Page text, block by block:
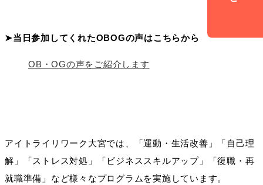
➤当日参加してくれたOBOGの声はこちらから
OB・OGの声をご紹介します
アイトライリワーク大宮では、「運動・生活改善」「自己理
解」「ストレス対処」「ビジネススキルアップ」「復職・再
就職準備」など様々なプログラムを実施しています。